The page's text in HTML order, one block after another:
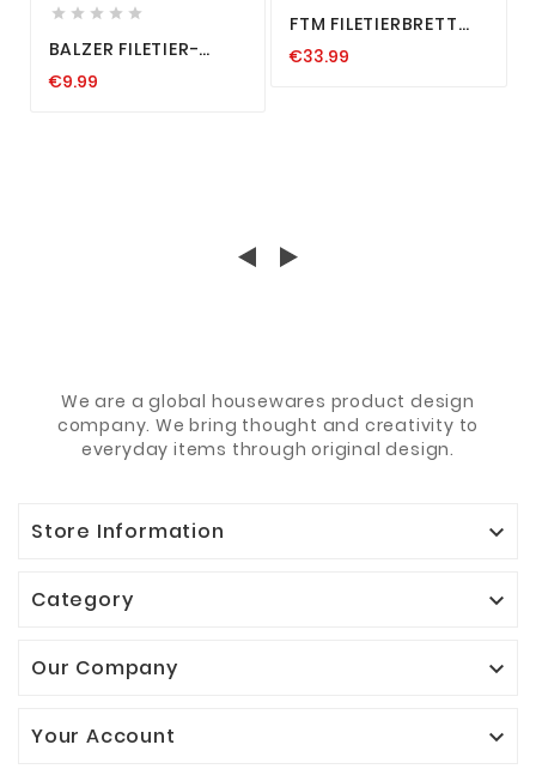
    
BALZER FILETIER-
FILETIERHANDSCHUH
€9.99
FTM FILETIERBRETT
SET SCHÄRFER
€33.99
We are a global housewares product design
company. We bring thought and creativity to
everyday items through original design.
Store Information 
Category 
Our Company 
Your Account 